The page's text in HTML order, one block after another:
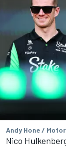
Andy Hone /
Nico